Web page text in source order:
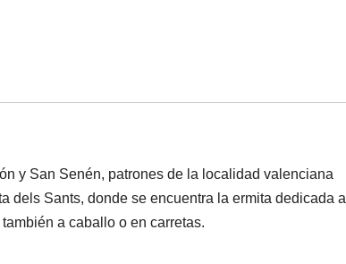
y San Senén, patrones de la localidad valenciana
dels Sants, donde se encuentra la ermita dedicada a
a caballo o en carretas.